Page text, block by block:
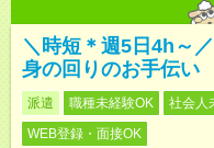
＼時短＊週5日4h～
身の回りのお手伝い
派遣 職種未経験OK 社会人
WEB登録・面接OK